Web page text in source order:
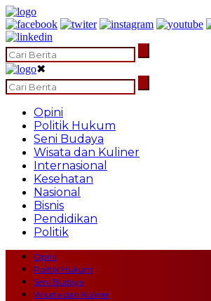
✖
Opini
Politik Hukum
Seni Budaya
Wisata dan Kuliner
Internasional
Kesehatan
Nasional
Bisnis
Pendidikan
Politik
Opini
Politik Hukum
Seni Budaya
Wisata dan Kuliner